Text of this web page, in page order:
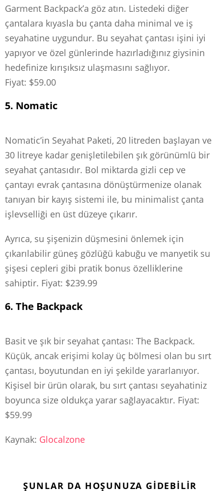
Garment Backpack’a göz atın. Listedeki diğer
çantalara kıyasla bu çanta daha minimal ve iş
seyahatine uygundur. Bu seyahat çantası işini iyi
yapıyor ve özel günlerinde hazırladığınız giysinin
hedefinize kırışıksız ulaşmasını sağlıyor.
Fiyat: $59.00
5. Nomatic
Nomatic’in Seyahat Paketi, 20 litreden başlayan ve
30 litreye kadar genişletilebilen şık görünümlü bir
seyahat çantasıdır. Bol miktarda gizli cep ve
çantayı evrak çantasına dönüştürmenize olanak
tanıyan bir kayış sistemi ile, bu minimalist çanta
işlevselliği en üst düzeye çıkarır.
Ayrıca, su şişenizin düşmesini önlemek için
çıkarılabilir güneş gözlüğü kabuğu ve manyetik su
şişesi cepleri gibi pratik bonus özelliklerine
sahiptir. Fiyat: $239.99
6. The Backpack
Basit ve şık bir seyahat çantası: The Backpack.
Küçük, ancak erişimi kolay üç bölmesi olan bu sırt
çantası, boyutundan en iyi şekilde yararlanıyor.
Kişisel bir ürün olarak, bu sırt çantası seyahatiniz
boyunca size oldukça yarar sağlayacaktır. Fiyat:
$59.99
Kaynak: Glocalzone
ŞUNLAR DA HOŞUNUZA GIDEBILIR